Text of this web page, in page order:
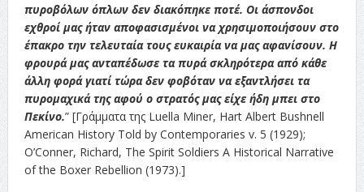
πυροβόλων όπλων δεν διακόπηκε ποτέ. Οι άσπονδοι
εχθροί μας ήταν αποφασισμένοι να χρησιμοποιήσουν στο
έπακρο την τελευταία τους ευκαιρία να μας αφανίσουν. Η
φρουρά μας ανταπέδωσε τα πυρά σκληρότερα από κάθε
άλλη φορά γιατί τώρα δεν φοβόταν να εξαντλήσει τα
πυρομαχικά της αφού ο στρατός μας είχε ήδη μπει στο
Πεκίνο.” [Γράμματα της Luella Miner, Hart Albert Bushnell
American History Told by Contemporaries v. 5 (1929);
O’Conner, Richard, The Spirit Soldiers A Historical Narrative
of the Boxer Rebellion (1973).]